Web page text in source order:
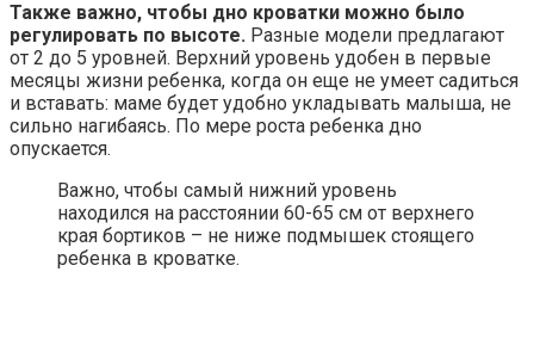
Также важно, чтобы дно кроватки можно было
регулировать по высоте. Разные модели предлагают
от 2 до 5 уровней. Верхний уровень удобен в первые
месяцы жизни ребенка, когда он еще не умеет садиться
и вставать: маме будет удобно укладывать малыша, не
сильно нагибаясь. По мере роста ребенка дно
опускается.
Важно, чтобы самый нижний уровень
находился на расстоянии 60-65 см от верхнего
края бортиков – не ниже подмышек стоящего
ребенка в кроватке.